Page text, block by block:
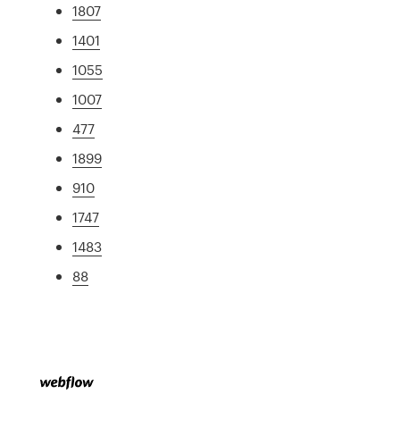
1807
1401
1055
1007
477
1899
910
1747
1483
88